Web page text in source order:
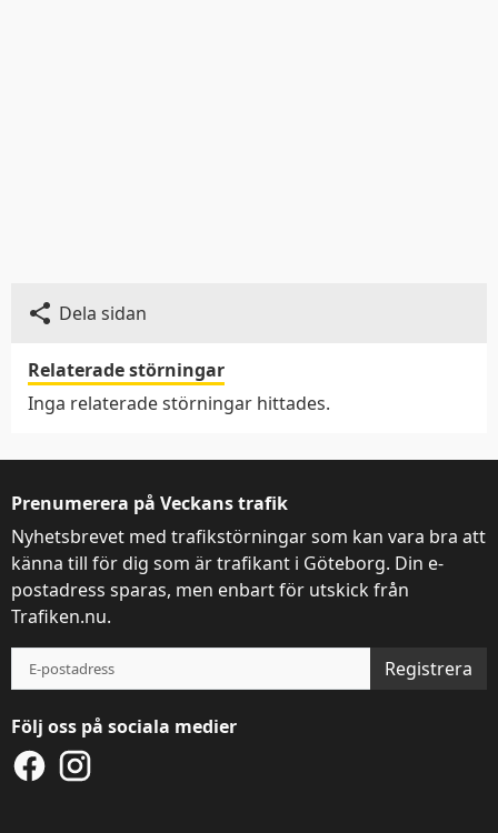
Denna webbplats
använder kakor
Trafiken.nu använder kakor för att ge dig en
Visa detaljer Tillåt alla
Dela sidan
Relaterade störningar
Inga relaterade störningar hittades.
Prenumerera på Veckans trafik
Nyhetsbrevet med trafikstörningar som kan vara bra att
känna till för dig som är trafikant i Göteborg. Din e-
postadress sparas, men enbart för utskick från
Trafiken.nu.
Registrera
Följ oss på sociala medier